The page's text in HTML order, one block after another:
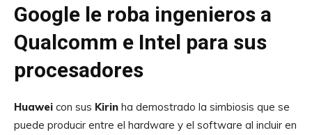
Google le roba ingenieros a
Qualcomm e Intel para sus
procesadores
Huawei con sus Kirin ha demostrado la simbiosis que se
puede producir entre el hardware y el software al incluir en